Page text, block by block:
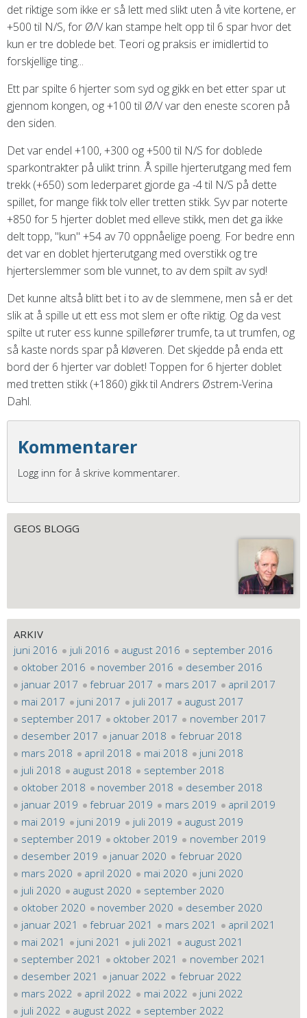
det riktige som ikke er så lett med slikt uten å vite kortene, er
+500 til N/S, for Ø/V kan stampe helt opp til 6 spar hvor det
kun er tre doblede bet. Teori og praksis er imidlertid to
forskjellige ting...
Ett par spilte 6 hjerter som syd og gikk en bet etter spar ut
gjennom kongen, og +100 til Ø/V var den eneste scoren på
den siden.
Det var endel +100, +300 og +500 til N/S for doblede
sparkontrakter på ulikt trinn. Å spille hjerterutgang med fem
trekk (+650) som lederparet gjorde ga -4 til N/S på dette
spillet, for mange fikk tolv eller tretten stikk. Syv par noterte
+850 for 5 hjerter doblet med elleve stikk, men det ga ikke
delt topp, "kun" +54 av 70 oppnåelige poeng. For bedre enn
det var en doblet hjerterutgang med overstikk og tre
hjerterslemmer som ble vunnet, to av dem spilt av syd!
Det kunne altså blitt bet i to av de slemmene, men så er det
slik at å spille ut ett ess mot slem er ofte riktig. Og da vest
spilte ut ruter ess kunne spillefører trumfe, ta ut trumfen, og
så kaste nords spar på kløveren. Det skjedde på enda ett
bord der 6 hjerter var doblet! Toppen for 6 hjerter doblet
med tretten stikk (+1860) gikk til Andrers Østrem-Verina
Dahl.
Kommentarer
Logg inn for å skrive kommentarer.
GEOS BLOGG
ARKIV
juni 2016
juli 2016 august 2016
september 2016
oktober 2016
november 2016
desember 2016
januar 2017
februar 2017 mars 2017
april 2017
mai 2017
juni 2017 juli 2017
august 2017
september 2017
oktober 2017
november 2017
desember 2017
januar 2018
februar 2018
mars 2018
april 2018 mai 2018
juni 2018
juli 2018
august 2018
september 2018
oktober 2018
november 2018
desember 2018
januar 2019
februar 2019 mars 2019
april 2019
mai 2019
juni 2019 juli 2019
august 2019
september 2019
oktober 2019
november 2019
desember 2019
januar 2020
februar 2020
mars 2020
april 2020 mai 2020
juni 2020
juli 2020
august 2020
september 2020
oktober 2020
november 2020
desember 2020
januar 2021
februar 2021 mars 2021
april 2021
mai 2021
juni 2021 juli 2021
august 2021
september 2021
oktober 2021
november 2021
desember 2021
januar 2022
februar 2022
mars 2022
april 2022 mai 2022
juni 2022
juli 2022
august 2022
september 2022